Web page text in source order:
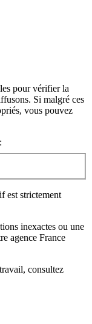
pour vérifier la
Si malgré ces
vous pouvez
est strictement
inexactes ou une
agence France
, consultez